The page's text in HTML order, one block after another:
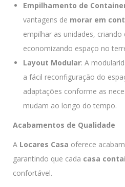
Empilhamento de
vantagens de morar em
empilhar as unidades,
economizando espaço no
Layout Modular: A
a fácil reconfiguração do
adaptações conforme as
mudam ao longo do tempo.
Acabamentos de Qualidade
A Locares Casa oferece
garantindo que cada casa
confortável.